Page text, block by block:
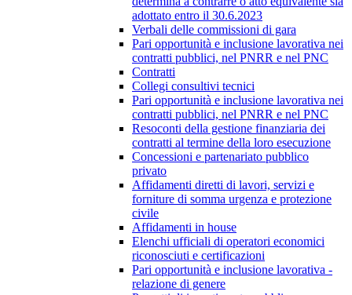
adottato entro il 30.6.2023
Verbali delle commissioni di gara
Pari opportunità e inclusione lavorativa nei
contratti pubblici, nel PNRR e nel PNC
Contratti
Collegi consultivi tecnici
Pari opportunità e inclusione lavorativa nei
contratti pubblici, nel PNRR e nel PNC
Resoconti della gestione finanziaria dei
contratti al termine della loro esecuzione
Concessioni e partenariato pubblico
privato
Affidamenti diretti di lavori, servizi e
forniture di somma urgenza e protezione
civile
Affidamenti in house
Elenchi ufficiali di operatori economici
riconosciuti e certificazioni
Pari opportunità e inclusione lavorativa -
relazione di genere